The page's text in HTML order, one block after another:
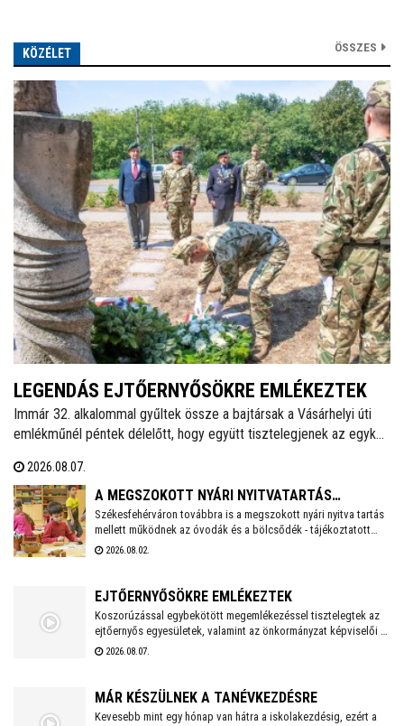
KÖZÉLET ÖSSZES
LEGENDÁS EJTŐERNYŐSÖKRE EMLÉKEZTEK
Immár 32. alkalommal gyűltek össze a bajtársak a Vásárhelyi úti
emlékműnél péntek délelőtt, hogy együtt tisztelegjenek az egykori
Veterán Repülők és Ejtőernyősök Fejér Megyei Egyesülete ezzel a
rendezvénnyel őrzi az a második világháború után újjászervezett,
1951-től 1954-ig Székesfehérváron ismertté vált ejtőernyős
alakulat emlékét.
2026.08.07.
A MEGSZOKOTT NYÁRI NYITVATARTÁS
MELLETT MŰKÖDNEK A FEHÉRVÁRI ÓVODÁK ÉS
BÖLCSŐDÉK
Székesfehérváron továbbra is a megszokott nyári nyitva tartás
mellett működnek az óvodák és a bölcsődék - tájékoztatott
közösségi oldalán a város polgármestere. Hétfőtől is tehát a
2026.08.02.
EJTŐERNYŐSÖKRE EMLÉKEZTEK
Koszorúzással egybekötött megemlékezéssel tisztelegtek az
ejtőernyős egyesületek, valamint az önkormányzat képviselői a
Repülős és Ejtőernyős Emlékműnél. A jelenlévők a 62. Önálló
2026.08.07.
MÁR KÉSZÜLNEK A TANÉVKEZDÉSRE
Kevesebb mint egy hónap van hátra a iskolakezdésig, ezért a